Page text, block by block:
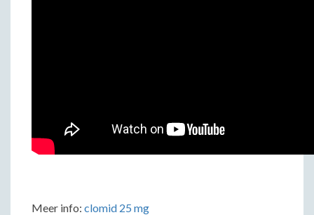
Meer info: clomid 25 mg